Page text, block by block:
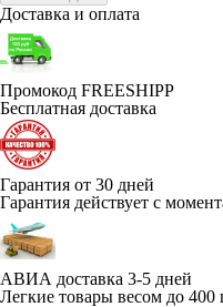
Доставка и оплата
Промокод FREESHIPP
Бесплатная доставка
Гарантия от 30 дней
Гарантия действует с
АВИА доставка 3-5 дней
Легкие товары весом до 400